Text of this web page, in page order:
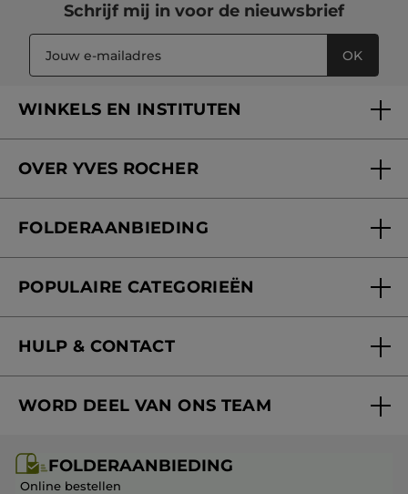
Schrijf mij in voor de nieuwsbrief
OK
WINKELS EN INSTITUTEN
Verzorging in onze Schoonheidsinstituten
OVER YVES ROCHER
Onze beloften
Blog Act Beautiful
FOLDERAANBIEDING
POPULAIRE CATEGORIEËN
Aanbiedingen
Cadeau-ideeën
Kerstcollectie
HULP & CONTACT
Mijn geschenken
Veelgestelde vragen
WORD DEEL VAN ONS TEAM
Franchisenemer of bedrijfsleider worden
FOLDERAANBIEDING
Online bestellen